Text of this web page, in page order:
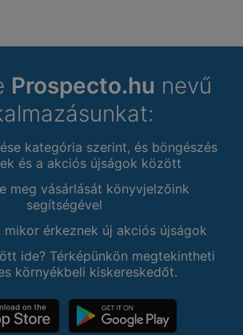
Prospecto.hu nevű
kategória szerint, és böngészés
és a akciós újságok között
meg vásárlását könyvjelzőink
segítségével
mikor érkeznek új akciós újságok
ide? Térképünkön megtekintheti
környékbeli kiskereskedőt.